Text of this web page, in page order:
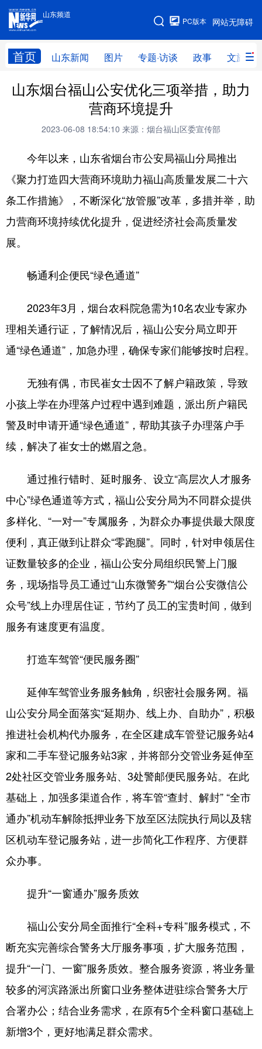
山东频道
网站无障碍
PC版本
首页 山东新闻 图片 专题·访谈 政事 文旅
手机版
网站地图
学习进行时 高层 时政 人事
财经 网评
全球连线 教育
科技 科普 体育 文化
健康 军事 访谈 视频
彩票
悦读 公益 书画 一带一路
亚太网 上市公司 投教基地
地方频道
首页 山东新闻 图片 专题·访谈
政事 文旅 社会民生 山东产经
文娱 融媒秀
健康 微视齐鲁
多语种频道
English Español Français عربى
Deutsch Português
山东烟台福山公安优化三项举措，助力
营商环境提升
2023-06-08 18:54:10 来源：烟台福山区委宣传部
今年以来，山东省烟台市公安局福山分局推出
《聚力打造四大营商环境助力福山高质量发展二十六
条工作措施》，不断深化“放管服”改革，多措并举，助
力营商环境持续优化提升，促进经济社会高质量发
展。
畅通利企便民“绿色通道”
2023年3月，烟台农科院急需为10名农业专家办
理相关通行证，了解情况后，福山公安分局立即开
通“绿色通道”，加急办理，确保专家们能够按时启程。
无独有偶，市民崔女士因不了解户籍政策，导致
小孩上学在办理落户过程中遇到难题，派出所户籍民
警及时申请开通“绿色通道”，帮助其孩子办理落户手
续，解决了崔女士的燃眉之急。
通过推行错时、延时服务、设立“高层次人才服务
中心”绿色通道等方式，福山公安分局为不同群众提供
多样化、“一对一”专属服务，为群众办事提供最大限度
便利，真正做到让群众“零跑腿”。同时，针对申领居住
证数量较多的企业，福山公安分局组织民警上门服
务，现场指导员工通过“山东微警务”“烟台公安微信公
众号”线上办理居住证，节约了员工的宝贵时间，做到
服务有速度更有温度。
打造车驾管“便民服务圈”
延伸车驾管业务服务触角，织密社会服务网。福
山公安分局全面落实“延期办、线上办、自助办”，积极
推进社会机构代办服务，在全区建成车管登记服务站4
家和二手车登记服务站3家，并将部分交管业务延伸至
2处社区交管业务服务站、3处警邮便民服务站。在此
基础上，加强多渠道合作，将车管“查封、解封” “全市
通办”机动车解除抵押业务下放至区法院执行局以及辖
区机动车登记服务站，进一步简化工作程序、方便群
众办事。
提升“一窗通办”服务质效
福山公安分局全面推行“全科+专科”服务模式，不
断充实完善综合警务大厅服务事项，扩大服务范围，
提升“一门、一窗”服务质效。整合服务资源，将业务量
较多的河滨路派出所窗口业务整体进驻综合警务大厅
合署办公；结合业务需求，在原有5个全科窗口基础上
新增3个，更好地满足群众需求。